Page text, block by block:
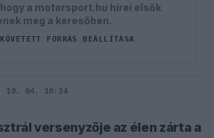
a motorsport.hu hírei elsők
meg a keresőben.
KÖVETETT FORRÁS BEÁLLÍTÁSA
10. 04. 10:24
versenyzője az élen zárta a